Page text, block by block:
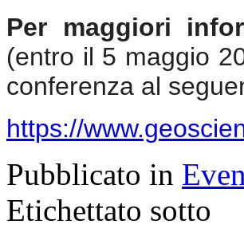
Per maggiori
(entro il 5 maggio
conferenza al
https://
Pubblicato in
Etichettato sotto